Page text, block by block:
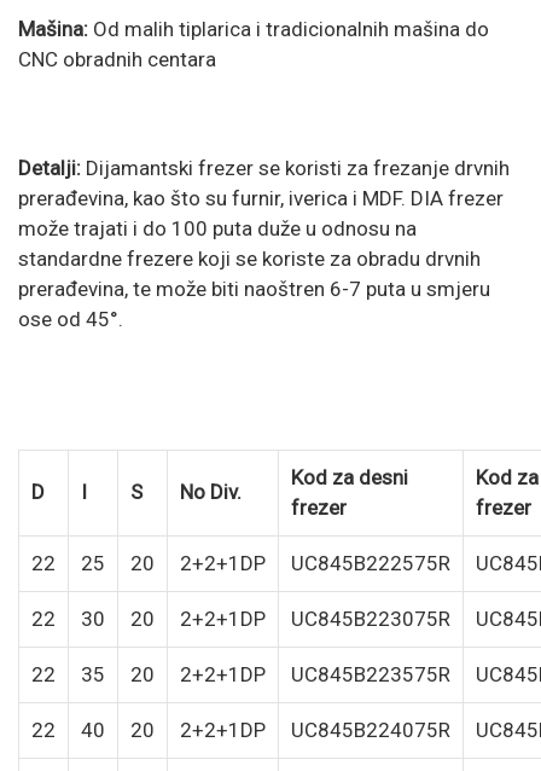
Mašina: Od malih tiplarica i tradicionalnih mašina do
CNC obradnih centara
Detalji: Dijamantski frezer se koristi za frezanje drvnih
prerađevina, kao što su furnir, iverica i MDF. DIA frezer
može trajati i do 100 puta duže u odnosu na
standardne frezere koji se koriste za obradu drvnih
prerađevina, te može biti naoštren 6-7 puta u smjeru
ose od 45°.
D I S No Div.
Kod za desni
frezer
Kod
frezer
22 25 20 2+2+1DP UC845B222575R
22 30 20 2+2+1DP UC845B223075R
22 35 20 2+2+1DP UC845B223575R
22 40 20 2+2+1DP UC845B224075R